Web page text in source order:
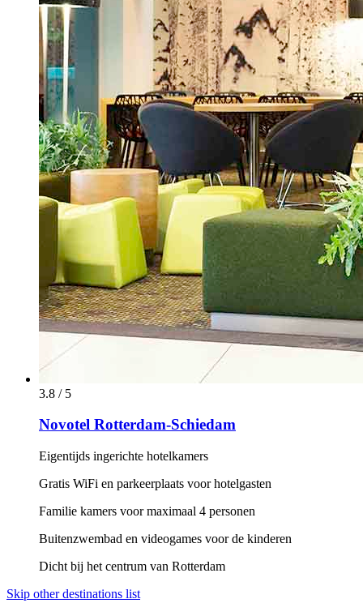
3.8 / 5
Novotel Rotterdam-Schiedam
Eigentijds ingerichte hotelkamers
Gratis WiFi en parkeerplaats voor hotelgasten
Familie kamers voor maximaal 4 personen
Buitenzwembad en videogames voor de kinderen
Dicht bij het centrum van Rotterdam
Skip other destinations list